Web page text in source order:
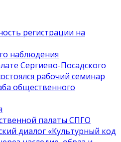
регистрации на
наблюдения
Сергиево-Посадского
рабочий семинар
общественного
палаты СПГО
диалог «Культурный код